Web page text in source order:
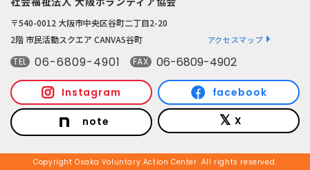
〒540-0012 大阪市中央区谷町二丁目2-20
2階 市民活動スクエア CANVAS谷町
アクセスマップ
TEL 06-6809-4901 FAX 06-6809-4902
Instagram facebook
note X
Copyright Osaka Voluntary Action Center. All rights reserved.